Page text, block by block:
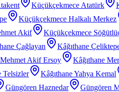
Küçükçekmece Atatürk
Küçükçekmece Halkalı Merkez
Akif Küçükçekmece
Çağlayan Kâğıthane
Mehmet Akif Ersoy Kâğıthane
Telsizler Kâğıthane Yahya Kemal
Güngören Haznedar Güngören